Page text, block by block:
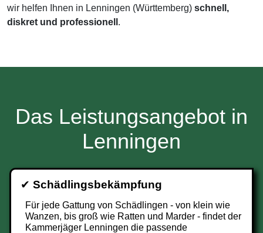
wir helfen Ihnen in Lenningen (Württemberg) schnell,
diskret und professionell .
Das Leistungsangebot in
Lenningen
✔ Schädlingsbekämpfung
Für jede Gattung von Schädlingen - von klein wie
Wanzen, bis groß wie Ratten und Marder - findet der
Kammerjäger Lenningen die passende